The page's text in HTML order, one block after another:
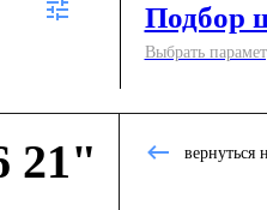
Подбор
Выбрать
21"
вернуться